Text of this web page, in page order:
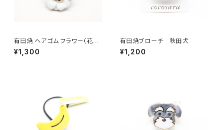
有田焼 ヘアゴム フラワー（花芯
金彩） ホワイト
¥1,300
有田焼ブローチ 秋田犬
¥1,200